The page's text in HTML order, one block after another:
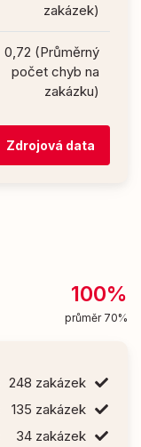
zakázek)
0,72 (Průměrný
počet chyb na
zakázku)
Zdrojová data
100%
průměr 70%
248 zakázek
135 zakázek
34 zakázek